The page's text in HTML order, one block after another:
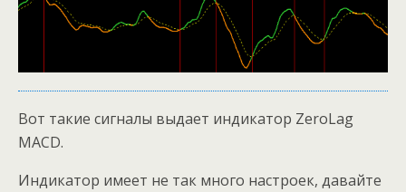
Вот такие сигналы выдает индикатор ZeroLag
MACD.
Индикатор имеет не так много настроек, давайте